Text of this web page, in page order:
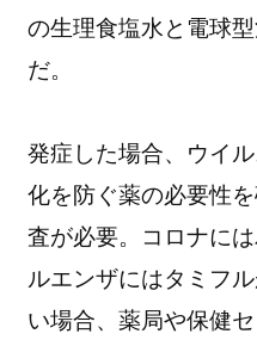
の生理食塩水と電球
だ。
発症した場合、ウイ
化を防ぐ薬の必要性
査が必要。コロナに
ルエンザにはタミフ
い場合、薬局や保健